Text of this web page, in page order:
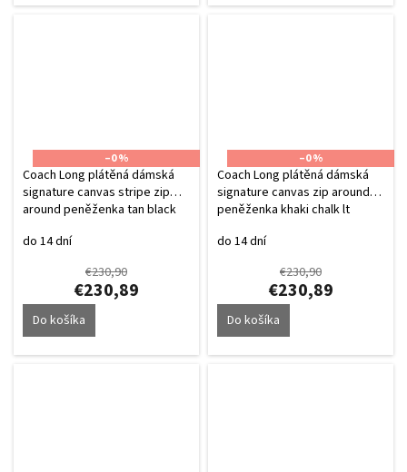
–0 %
Coach Long plátěná dámská
signature canvas stripe zip
around peněženka tan black
do 14 dní
€230,90
€230,89
Do košíka
–0 %
Coach Long plátěná dámská
signature canvas zip around
peněženka khaki chalk lt
do 14 dní
€230,90
€230,89
Do košíka